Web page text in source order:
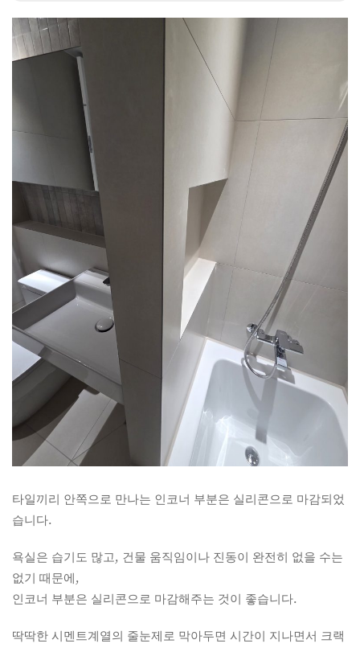
타일끼리 안쪽으로 만나는 인코너 부분은 실리콘으로 마감되었
습니다.
욕실은 습기도 많고, 건물 움직임이나 진동이 완전히 없을 수는
없기 때문에,
인코너 부분은 실리콘으로 마감해주는 것이 좋습니다.
딱딱한 시멘트계열의 줄눈제로 막아두면 시간이 지나면서 크랙